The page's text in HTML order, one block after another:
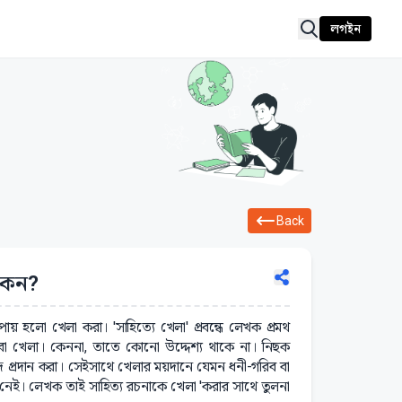
লগইন
Back
হলো খেলা করা। 'সাহিত্যে খেলা' প্রবন্ধে লেখক প্রমথ
খেলা। কেননা, তাতে কোনো উদ্দেশ্য থাকে না। নিছক
করা। সেইসাথে খেলার ময়দানে যেমন ধনী-গরিব বা
লেখক তাই সাহিত্য রচনাকে খেলা 'করার সাথে তুলনা